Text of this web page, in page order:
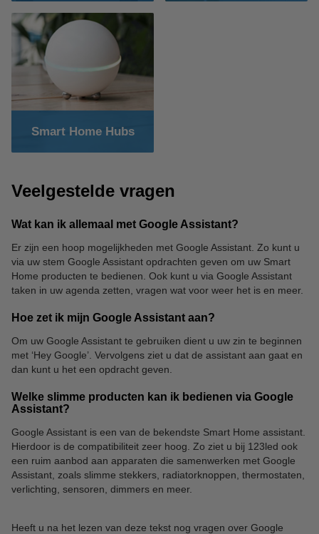
Smart Home Hubs
Veelgestelde vragen
Wat kan ik allemaal met Google Assistant?
Er zijn een hoop mogelijkheden met Google Assistant. Zo kunt u
via uw stem Google Assistant opdrachten geven om uw Smart
Home producten te bedienen. Ook kunt u via Google Assistant
taken in uw agenda zetten, vragen wat voor weer het is en meer.
Hoe zet ik mijn Google Assistant aan?
Om uw Google Assistant te gebruiken dient u uw zin te beginnen
met ‘Hey Google’. Vervolgens ziet u dat de assistant aan gaat en
dan kunt u het een opdracht geven.
Welke slimme producten kan ik bedienen via Google
Assistant?
Google Assistant is een van de bekendste Smart Home assistant.
Hierdoor is de compatibiliteit zeer hoog. Zo ziet u bij 123led ook
een ruim aanbod aan apparaten die samenwerken met Google
Assistant, zoals slimme stekkers, radiatorknoppen, thermostaten,
verlichting, sensoren, dimmers en meer.
Heeft u na het lezen van deze tekst nog vragen over Google